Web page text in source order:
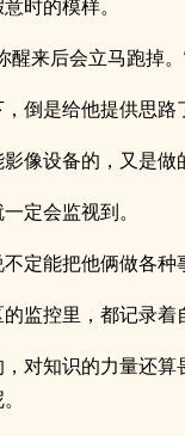
时的模样。
醒来后会立马跑掉。
倒是给他提供思路
像设备的，又是做
定会监视到。
定能把他俩做各种
监控里，都记录着
对知识的力量还